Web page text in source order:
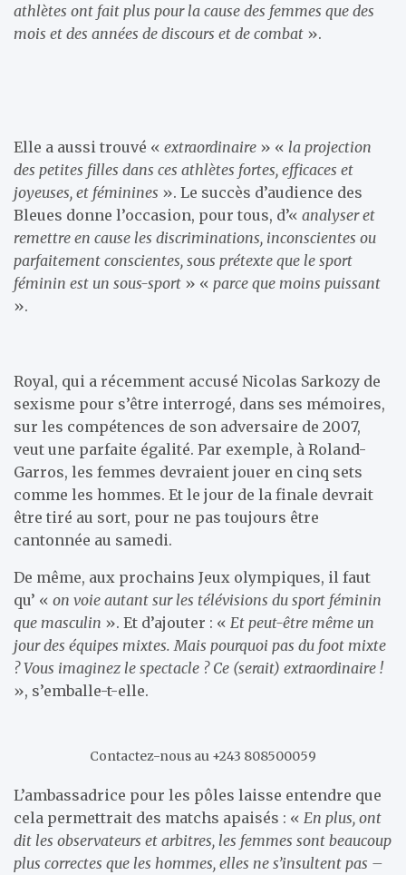
athlètes ont fait plus pour la cause des femmes que des
mois et des années de discours et de combat ».
Elle a aussi trouvé « extraordinaire » « la projection
des petites filles dans ces athlètes fortes, efficaces et
joyeuses, et féminines ». Le succès d’audience des
Bleues donne l’occasion, pour tous, d’« analyser et
remettre en cause les discriminations, inconscientes ou
parfaitement conscientes, sous prétexte que le sport
féminin est un sous-sport » « parce que moins puissant
».
Royal, qui a récemment accusé Nicolas Sarkozy de
sexisme pour s’être interrogé, dans ses mémoires,
sur les compétences de son adversaire de 2007,
veut une parfaite égalité. Par exemple, à Roland-
Garros, les femmes devraient jouer en cinq sets
comme les hommes. Et le jour de la finale devrait
être tiré au sort, pour ne pas toujours être
cantonnée au samedi.
De même, aux prochains Jeux olympiques, il faut
qu’ « on voie autant sur les télévisions du sport féminin
que masculin ». Et d’ajouter : « Et peut-être même un
jour des équipes mixtes. Mais pourquoi pas du foot mixte
? Vous imaginez le spectacle ? Ce (serait) extraordinaire !
», s’emballe-t-elle.
Contactez-nous au +243 808500059
L’ambassadrice pour les pôles laisse entendre que
cela permettrait des matchs apaisés : « En plus, ont
dit les observateurs et arbitres, les femmes sont beaucoup
plus correctes que les hommes, elles ne s’insultent pas –